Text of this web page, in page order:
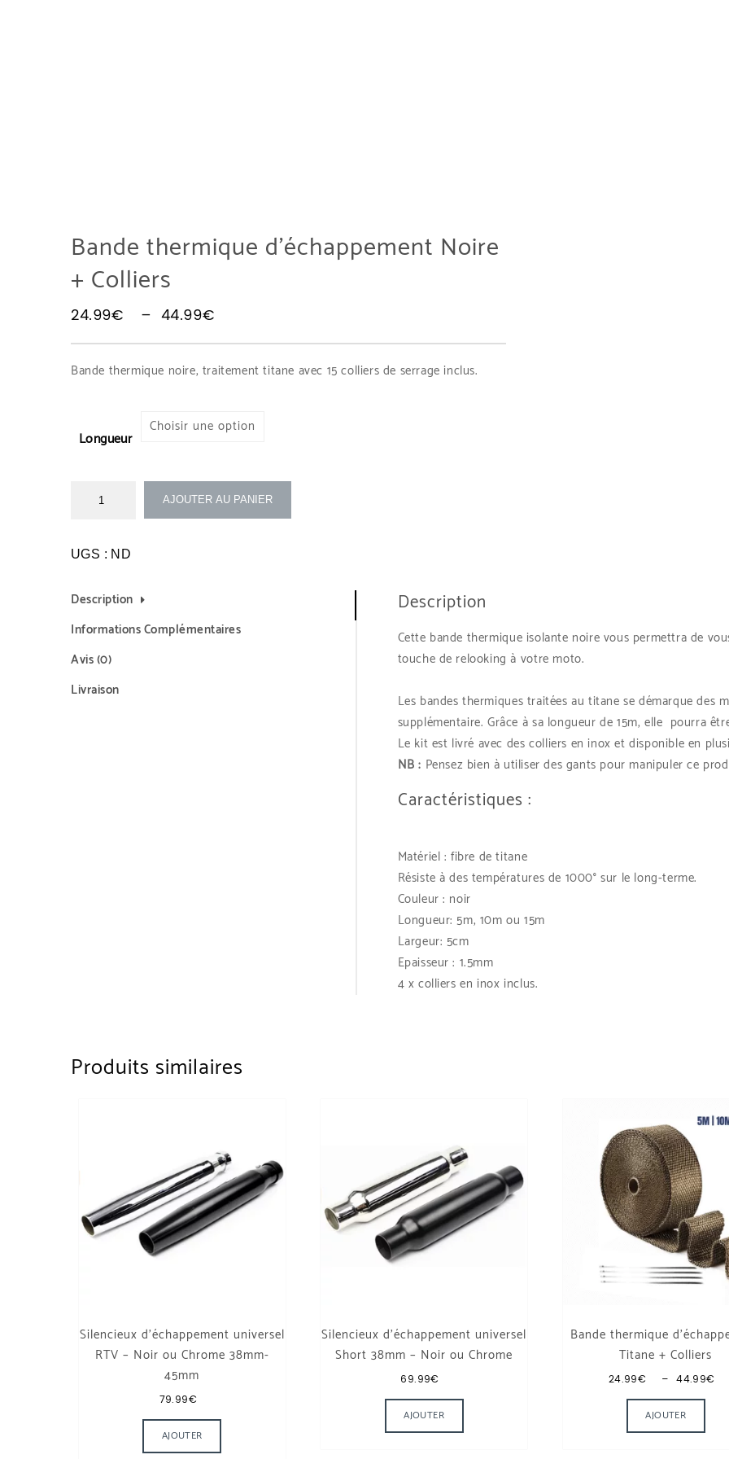
Bande thermique d’échappement Noire
+ Colliers
24.99€ – 44.99€
Bande thermique noire, traitement titane avec 15 colliers de serrage inclus.
Longueur
AJOUTER AU PANIER
UGS : ND
Description
Informations Complémentaires
Avis (0)
Livraison
Description
Cette bande thermique isolante noire vous permettra de
touche de relooking à votre moto.
Les bandes thermiques traitées au titane se démarque des
supplémentaire. Grâce à sa longueur de 15m, elle pourra
Le kit est livré avec des colliers en inox et disponible en
NB : Pensez bien à utiliser des gants pour manipuler ce
Caractéristiques :
Matériel : fibre de titane
Résiste à des températures de 1000° sur le long-terme.
Couleur : noir
Longueur: 5m, 10m ou 15m
Largeur: 5cm
Epaisseur : 1.5mm
4 x colliers en inox inclus.
Produits similaires
Silencieux d’échappement universel
RTV – Noir ou Chrome 38mm-
45mm
79.99€
AJOUTER
Ce produit a plusieurs variations. Les options peuvent être choisies sur la page du produit
Silencieux d’échappement universel
Short 38mm – Noir ou Chrome
69.99€
AJOUTER
Ce produit a plusieurs variations. Les options
Bande thermique
Titane + Colliers
24.99€ – 44.99€
AJOUTER
Ce